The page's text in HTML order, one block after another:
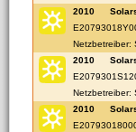
2010
Netzbetreiber:
2010
Netzbetreiber:
2010